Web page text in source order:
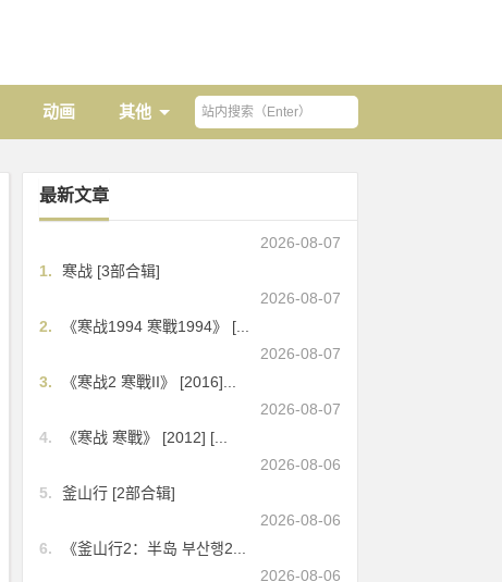
动画 其他
最新文章
2026-08-07
1.
寒战 [3部合辑]
2026-08-07
2.
《寒战1994 寒戰1994》 [...
2026-08-07
3.
《寒战2 寒戰II》 [2016]...
2026-08-07
4.
《寒战 寒戰》 [2012] [...
2026-08-06
5.
釜山行 [2部合辑]
2026-08-06
6.
《釜山行2：半岛 부산행2...
2026-08-06